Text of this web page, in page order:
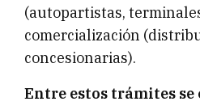
(autopartistas,
comercialización
concesionarias).
Entre estos trámites